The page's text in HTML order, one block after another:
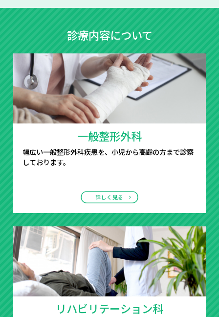
診療内容について
一般整形外科
幅広い一般整形外科疾患を、小児から高齢の方まで診察
しております。
詳しく見る
リハビリテーション科